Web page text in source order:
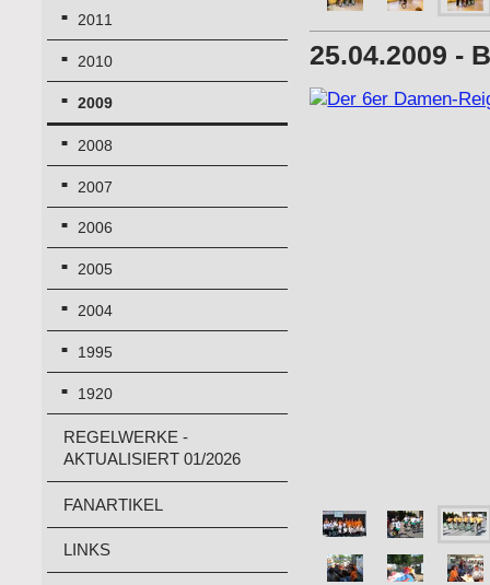
2011
2010
2009
2008
2007
2006
2005
2004
1995
1920
REGELWERKE -
AKTUALISIERT 01/2026
FANARTIKEL
LINKS
25.04.2009 -